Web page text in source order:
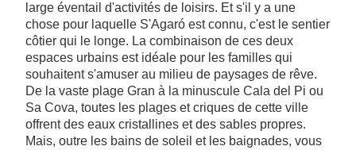
large éventail d'activités de loisirs. Et s'il y a une
chose pour laquelle S'Agaró est connu, c'est le sentier
côtier qui le longe. La combinaison de ces deux
espaces urbains est idéale pour les familles qui
souhaitent s'amuser au milieu de paysages de rêve.
De la vaste plage Gran à la minuscule Cala del Pi ou
Sa Cova, toutes les plages et criques de cette ville
offrent des eaux cristallines et des sables propres.
Mais, outre les bains de soleil et les baignades, vous